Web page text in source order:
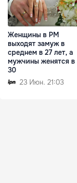
Женщины в РМ
выходят замуж в
среднем в 27 лет, а
мужчины женятся в
30
23 Июн. 21:03